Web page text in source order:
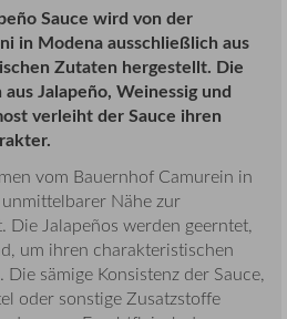
Sauce wird von der
in Modena ausschließlich aus
Zutaten hergestellt. Die
Jalapeño, Weinessig und
verleiht der Sauce ihren
vom Bauernhof Camurein in
Nähe zur
Die Jalapeños werden geerntet,
um ihren charakteristischen
sämige Konsistenz der Sauce,
oder sonstige Zusatzstoffe